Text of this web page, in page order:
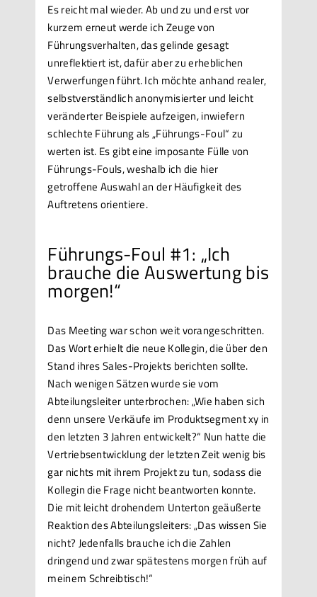
Es reicht mal wieder. Ab und zu und erst vor
kurzem erneut werde ich Zeuge von
Führungsverhalten, das gelinde gesagt
unreflektiert ist, dafür aber zu erheblichen
Verwerfungen führt. Ich möchte anhand realer,
selbstverständlich anonymisierter und leicht
veränderter Beispiele aufzeigen, inwiefern
schlechte Führung als „Führungs-Foul“ zu
werten ist. Es gibt eine imposante Fülle von
Führungs-Fouls, weshalb ich die hier
getroffene Auswahl an der Häufigkeit des
Auftretens orientiere.
Führungs-Foul #1: „Ich
brauche die Auswertung bis
morgen!“
Das Meeting war schon weit vorangeschritten.
Das Wort erhielt die neue Kollegin, die über den
Stand ihres Sales-Projekts berichten sollte.
Nach wenigen Sätzen wurde sie vom
Abteilungsleiter unterbrochen: „Wie haben sich
denn unsere Verkäufe im Produktsegment xy in
den letzten 3 Jahren entwickelt?“ Nun hatte die
Vertriebsentwicklung der letzten Zeit wenig bis
gar nichts mit ihrem Projekt zu tun, sodass die
Kollegin die Frage nicht beantworten konnte.
Die mit leicht drohendem Unterton geäußerte
Reaktion des Abteilungsleiters: „Das wissen Sie
nicht? Jedenfalls brauche ich die Zahlen
dringend und zwar spätestens morgen früh auf
meinem Schreibtisch!“